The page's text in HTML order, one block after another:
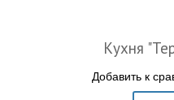
Кухня
Добавить к